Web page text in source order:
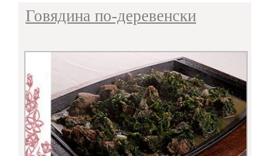
Говядина по-деревенски